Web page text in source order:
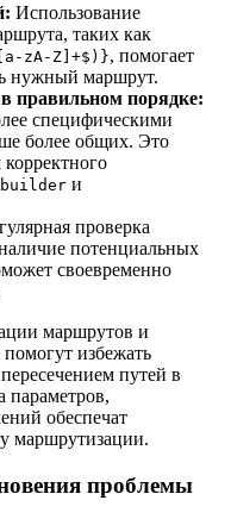
Использование
таких как
zA-Z]+$)}, помогает
нужный маршрут.
правильном порядке:
специфическими
более общих. Это
и
проверка
потенциальных
своевременно
маршрутов и
избежать
путей в
параметров,
обеспечат
маршрутизации.
проблемы